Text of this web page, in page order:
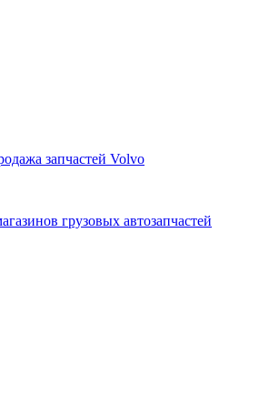
запчастей Volvo
грузовых автозапчастей